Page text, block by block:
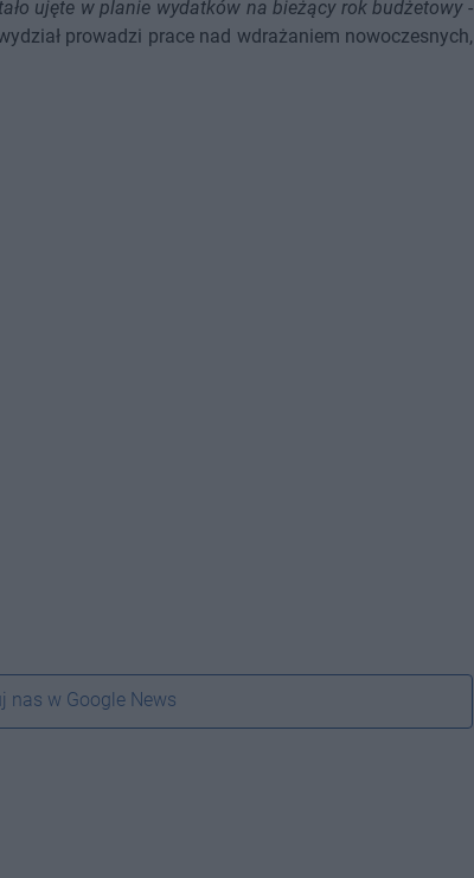
ujęte w planie wydatków na bieżący rok budżetowy-
prowadzi prace nad wdrażaniem nowoczesnych,
nas w Google News